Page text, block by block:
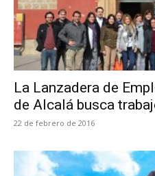
La Lanzadera de
de Alcalá busca
22 de febrero de 2016